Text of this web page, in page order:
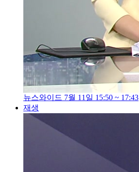
뉴스와이드 7월 11일 15:50 ~ 17:43
재생